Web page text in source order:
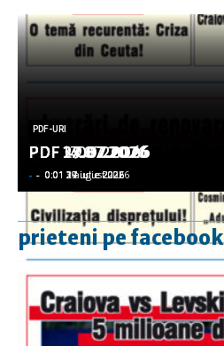
PDF-URI
PDF 3.08.2026
- - 0:01 3 august 2026
PDF-URI
PDF 29.07.2026
- - 0:01 29 iulie 2026
PDF-URI
PDF 27.07.2026
- - 0:01 27 iulie 2026
PDF-URI
PDF 17.07.2026
- - 0:01 17 iulie 2026
PDF-URI
PDF 14.07.2026
- - 0:01 14 iulie 2026
prieteni pe facebook